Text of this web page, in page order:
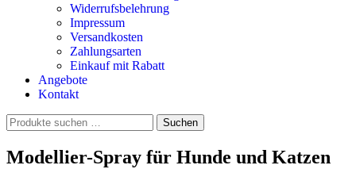
Widerrufsbelehrung
Impressum
Versandkosten
Zahlungsarten
Einkauf mit Rabatt
Angebote
Kontakt
Suchen
nach:
Suchen
Modellier-Spray für Hunde und Katzen